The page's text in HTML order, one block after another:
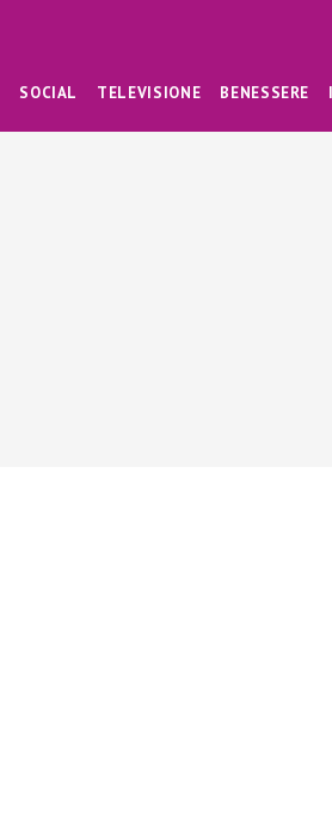
SOCIAL TELEVISIONE BENESSERE